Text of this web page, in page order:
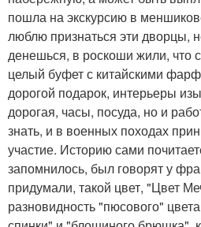
пошла на экскурсию в
люблю признаться эти дворцы,
денешься, в роскоши жили, что
целый буфет с китайскими
дорогой подарок, интерьеры
дорогая, часы, посуда, но и
знать, и в военных походах
участие. Историю сами
запомнилось, был говорят у
придумали, такой цвет, "Цвет
разновидность "пюсового"